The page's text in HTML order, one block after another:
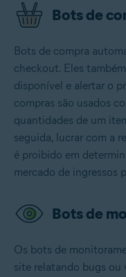
Bots de
Bots de compra
checkout. Eles
disponível e alertar o
compras são usados
quantidades de um
seguida, lucrar com a
é proibido em
mercado de ingressos
Bots de
Os bots de
site relatando bugs ou